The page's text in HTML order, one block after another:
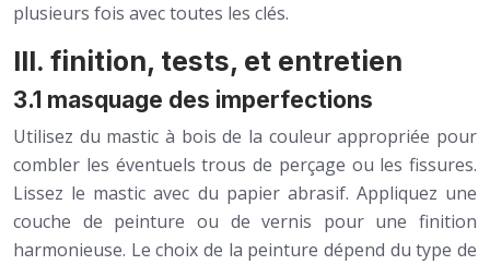
plusieurs fois avec toutes les clés.
III. finition, tests, et entretien
3.1 masquage des imperfections
Utilisez du mastic à bois de la couleur appropriée pour
combler les éventuels trous de perçage ou les fissures.
Lissez le mastic avec du papier abrasif. Appliquez une
couche de peinture ou de vernis pour une finition
harmonieuse. Le choix de la peinture dépend du type de